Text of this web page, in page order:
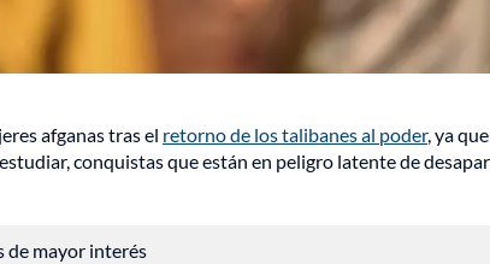
afganas tras el retorno de los talibanes al poder, ya
conquistas que están en peligro latente de
de mayor interés